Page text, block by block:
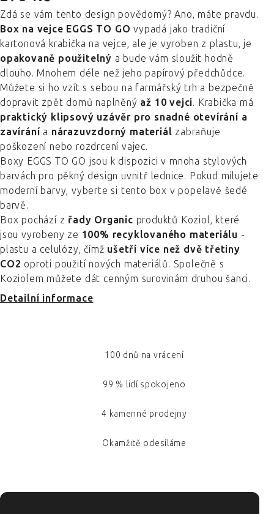
Zdá se vám tento design povědomý? Ano, máte pravdu.
Box na vejce EGGS TO GO vypadá jako tradiční
kartonová krabička na vejce, ale je vyroben z plastu, je
opakovaně použitelný a bude vám sloužit hodně
dlouho. Mnohem déle než jeho papírový předchůdce.
Můžete si ho vzít s sebou na farmářský trh a bezpečně
dopravit zpět domů naplněný až 10 vejci. Krabička má
praktický klipsový uzávěr pro snadné otevírání a
zavírání a nárazuvzdorný materiál zabraňuje
poškození nebo rozdrcení vajec.
Boxy EGGS TO GO jsou k dispozici v mnoha stylových
barvách pro pěkný design uvnitř lednice. Pokud milujete
moderní barvy, vyberte si tento box v popelavě šedé
barvě.
Box pochází z řady Organic produktů Koziol, které
jsou vyrobeny ze 100% recyklovaného materiálu -
plastu a celulózy, čímž ušetří více než dvě třetiny
CO2 oproti použití nových materiálů. Společně s
Koziolem můžete dát cenným surovinám druhou šanci.
Detailní informace
100 dnů na vrácení
99 % lidí spokojeno
4 kamenné prodejny
Okamžitě odesíláme
ZÁPATÍ